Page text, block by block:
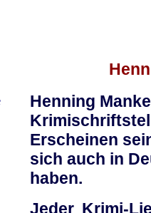
Henning
Erscheinen
sich auch in
haben.
Jeder Krimi-